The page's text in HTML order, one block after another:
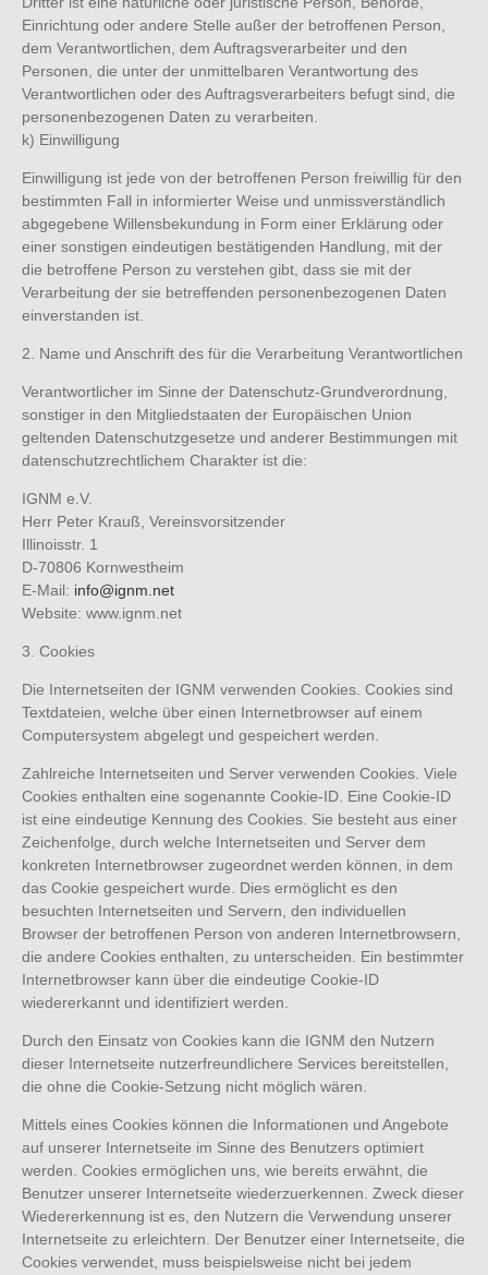
Einrichtung oder andere Stelle außer der betroffenen Person,
dem Verantwortlichen, dem Auftragsverarbeiter und den
Personen, die unter der unmittelbaren Verantwortung des
Verantwortlichen oder des Auftragsverarbeiters befugt sind, die
personenbezogenen Daten zu verarbeiten.
k) Einwilligung
Einwilligung ist jede von der betroffenen Person freiwillig für den
bestimmten Fall in informierter Weise und unmissverständlich
abgegebene Willensbekundung in Form einer Erklärung oder
einer sonstigen eindeutigen bestätigenden Handlung, mit der
die betroffene Person zu verstehen gibt, dass sie mit der
Verarbeitung der sie betreffenden personenbezogenen Daten
einverstanden ist.
2. Name und Anschrift des für die Verarbeitung Verantwortlichen
Verantwortlicher im Sinne der Datenschutz-Grundverordnung,
sonstiger in den Mitgliedstaaten der Europäischen Union
geltenden Datenschutzgesetze und anderer Bestimmungen mit
datenschutzrechtlichem Charakter ist die:
IGNM e.V.
Herr Peter Krauß, Vereinsvorsitzender
Illinoisstr. 1
D-70806 Kornwestheim
E-Mail: info@ignm.net
Website: www.ignm.net
3. Cookies
Die Internetseiten der IGNM verwenden Cookies. Cookies sind
Textdateien, welche über einen Internetbrowser auf einem
Computersystem abgelegt und gespeichert werden.
Zahlreiche Internetseiten und Server verwenden Cookies. Viele
Cookies enthalten eine sogenannte Cookie-ID. Eine Cookie-ID
ist eine eindeutige Kennung des Cookies. Sie besteht aus einer
Zeichenfolge, durch welche Internetseiten und Server dem
konkreten Internetbrowser zugeordnet werden können, in dem
das Cookie gespeichert wurde. Dies ermöglicht es den
besuchten Internetseiten und Servern, den individuellen
Browser der betroffenen Person von anderen Internetbrowsern,
die andere Cookies enthalten, zu unterscheiden. Ein bestimmter
Internetbrowser kann über die eindeutige Cookie-ID
wiedererkannt und identifiziert werden.
Durch den Einsatz von Cookies kann die IGNM den Nutzern
dieser Internetseite nutzerfreundlichere Services bereitstellen,
die ohne die Cookie-Setzung nicht möglich wären.
Mittels eines Cookies können die Informationen und Angebote
auf unserer Internetseite im Sinne des Benutzers optimiert
werden. Cookies ermöglichen uns, wie bereits erwähnt, die
Benutzer unserer Internetseite wiederzuerkennen. Zweck dieser
Wiedererkennung ist es, den Nutzern die Verwendung unserer
Internetseite zu erleichtern. Der Benutzer einer Internetseite, die
Cookies verwendet, muss beispielsweise nicht bei jedem